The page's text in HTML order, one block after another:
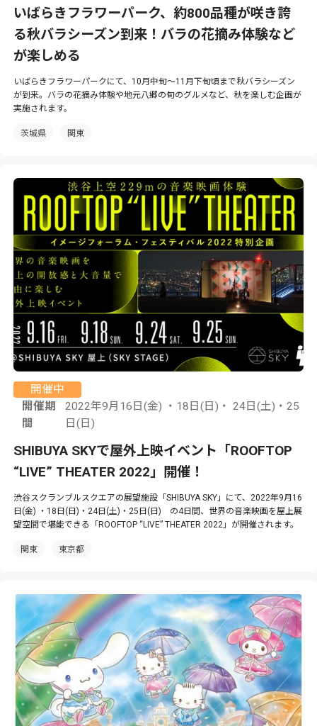
いばらきフラワーパーク、約800品種が咲き誇
る秋バラシーズン到来！バラの花摘み体験など
が楽しめる
いばらきフラワーパークにて、10月中旬〜11月下旬頃まで秋バラシーズン
が到来。バラの花摘み体験や地元八郷の旬のグルメなど、秋を楽しむ企画が
実施されます。
茨城県 関東
開催中
開催期
間
2022年9月16日(金) ・18日(日)・ 24日(土)・25
日(日)
SHIBUYA SKYで屋外上映イベント「ROOFTOP
“LIVE” THEATER 2022」開催！
渋谷スクランブルスクエアの展望施設「SHIBUYA SKY」にて、2022年9月16
日(金) ・18日(日)・24日(土)・25日(日) の4日間、世界の音楽映画を屋上展
望空間で堪能できる「ROOFTOP “LIVE” THEATER 2022」が開催されます。
関東 東京都